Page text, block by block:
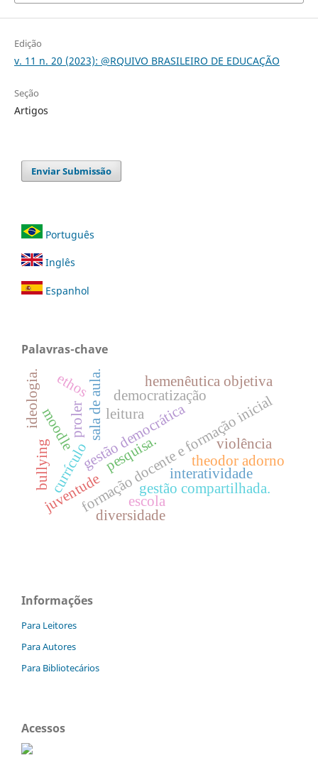
Edição
v. 11 n. 20 (2023): @RQUIVO BRASILEIRO DE EDUCAÇÃO
Seção
Artigos
Enviar Submissão
Português
Inglês
Espanhol
Palavras-chave
formação docente e formação inicial
gestão democrática
democratização
gestão compartilhada.
theodor adorno
hemenêutica objetiva
currículo
sala de aula.
violência
escola
pesquisa.
moodle
interatividade
bullying
juventude
proler leitura
ideologia.
diversidade
ethos
Informações
Para Leitores
Para Autores
Para Bibliotecários
Acessos